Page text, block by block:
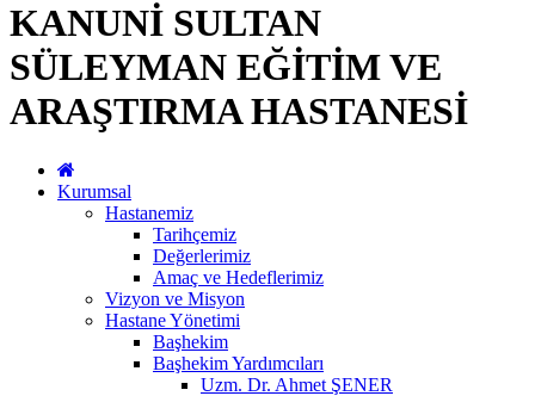
KANUNİ SULTAN
SÜLEYMAN EĞİTİM VE
ARAŞTIRMA HASTANESİ
Kurumsal
Hastanemiz
Tarihçemiz
Değerlerimiz
Amaç ve Hedeflerimiz
Vizyon ve Misyon
Hastane Yönetimi
Başhekim
Başhekim Yardımcıları
Uzm. Dr. Ahmet ŞENER